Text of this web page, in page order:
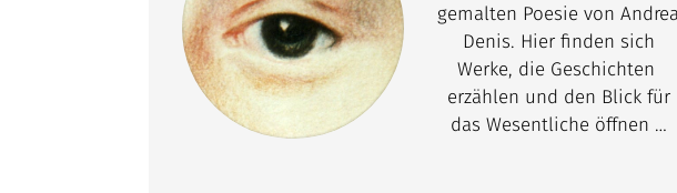
gemalten Poesie von Andrea
Denis. Hier finden sich
Werke, die Geschichten
erzählen und den Blick für
das Wesentliche öffnen …